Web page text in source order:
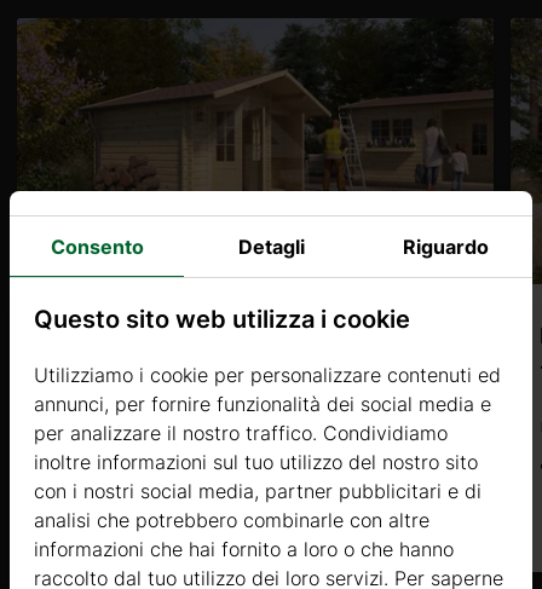
LILAS (44mm) 4,5x4m, 18㎡
4592 €
Di più
2
da 2
Consento Detagli Riguardo
Questo sito web utilizza i cookie
Utilizziamo i cookie per personalizzare contenuti ed
annunci, per fornire funzionalità dei social media e
per analizzare il nostro traffico. Condividiamo
inoltre informazioni sul tuo utilizzo del nostro sito
con i nostri social media, partner pubblicitari e di
analisi che potrebbero combinarle con altre
informazioni che hai fornito a loro o che hanno
raccolto dal tuo utilizzo dei loro servizi. Per saperne